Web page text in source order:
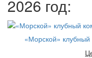
2026 год:
«Морской» клубный